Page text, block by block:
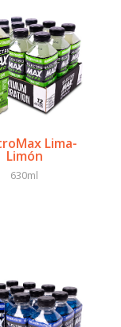
Lima-
Limón
630ml